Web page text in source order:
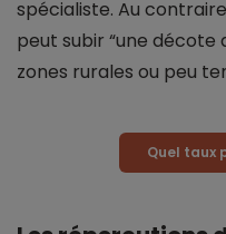
spécialiste. Au
peut subir “une décote
zones rurales ou peu
Quel taux